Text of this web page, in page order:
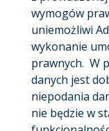
wymogów
uniemożliwi
wykonanie
prawnych. W
danych jest
niepodania
nie będzie w